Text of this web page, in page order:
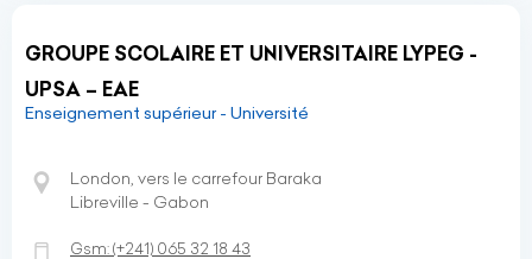
GROUPE SCOLAIRE ET UNIVERSITAIRE LYPEG -
UPSA – EAE
Enseignement supérieur - Université
London, vers le carrefour Baraka
Libreville - Gabon
Gsm:(+241) 065 32 18 43